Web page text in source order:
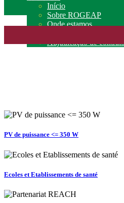
Início
Sobre ROGEAP
Onde estamos
Adjudicação de
PV de puissance <= 350 W
Ecoles et Etablissements de santé